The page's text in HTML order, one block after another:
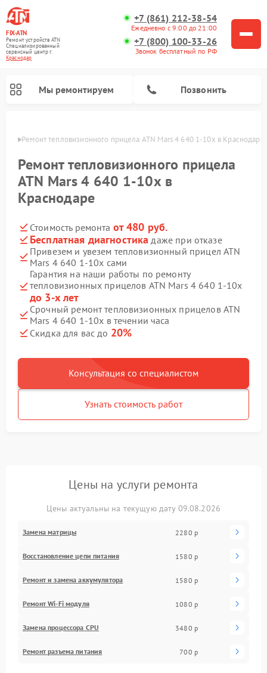
FIX-ATN
Ремонт устройств ATN
Специализированный
cервисный центр г.
Краснодар
+7 (861) 212-38-54
Ежедневно с 9:00 до 21:00
+7 (800) 100-33-26
Звонок бесплатный по РФ
Мы ремонтируем Позвонить
Ремонт тепловизионного прицела ATN Mars 4 640 1-10х в Краснодаре
Ремонт тепловизионного прицела
ATN Mars 4 640 1-10х в
Краснодаре
Стоимость ремонта от 480 руб.
Бесплатная диагностика даже при отказе
Привезем и увезем тепловизионный прицел ATN
Mars 4 640 1-10х сами
Гарантия на наши работы по ремонту
тепловизионных прицелов ATN Mars 4 640 1-10х
до 3-х лет
Срочный ремонт тепловизионных прицелов ATN
Mars 4 640 1-10х в течении часа
Скидка для вас до 20%
Консультация со специалистом
Узнать стоимость работ
Цены на услуги ремонта
Цены актуальны на текущую дату 09.08.2026
Замена матрицы 2280 р
Восстановление цепи питания 1580 р
Ремонт и замена аккумулятора 1580 р
Ремонт Wi-Fi модуля 1080 р
Замена процессора CPU 3480 р
Ремонт разъема питания 700 р